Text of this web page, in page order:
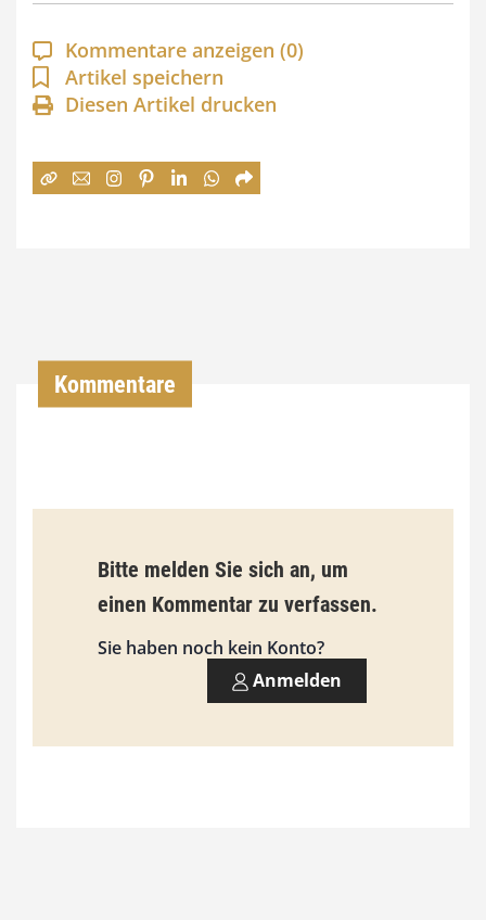
p
a
n
n
:
9
3
0
0
Kommentare anzeigen (0)
Artikel speichern
Diesen Artikel drucken
Kommentare
Bitte melden Sie sich an, um
einen Kommentar zu verfassen.
Sie haben noch kein Konto?
Anmelden